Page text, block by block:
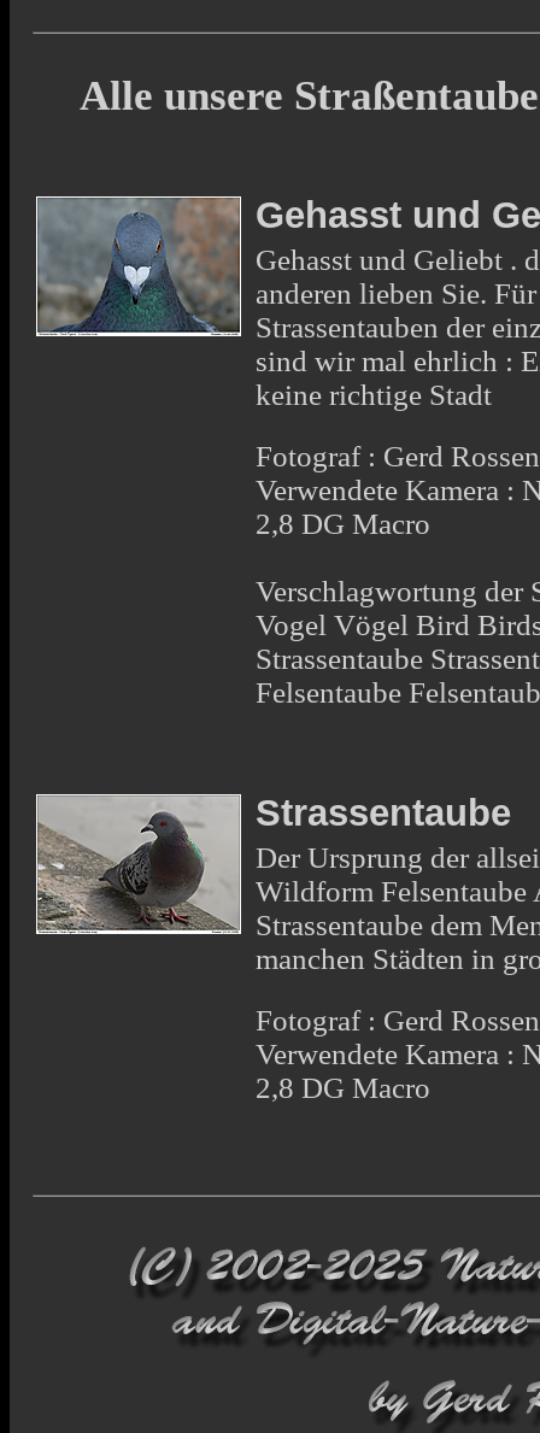
Alle unsere
Gehasst und
Gehasst und Geliebt .
anderen lieben Sie.
Strassentauben der
sind wir mal ehrlich :
keine richtige Stadt
Fotograf : Gerd Rossen
Verwendete Kamera :
2,8 DG Macro
Verschlagwortung der
Vogel Vögel Bird
Strassentaube
Felsentaube
Strassentaube
Der Ursprung der
Wildform
Strassentaube dem
manchen Städten in
Fotograf : Gerd Rossen
Verwendete Kamera :
2,8 DG Macro